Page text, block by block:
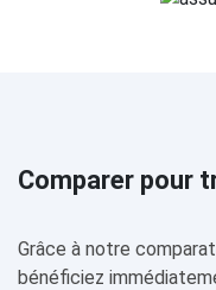
Comparer pour
Grâce à notre
bénéficiez